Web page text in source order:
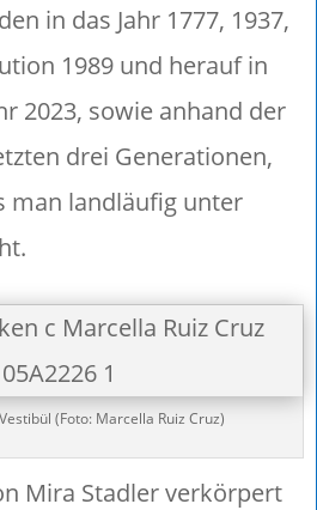
in das Jahr 1777, 1937,
1989 und herauf in
2023, sowie anhand der
drei Generationen,
man landläufig unter
(Foto: Marcella Ruiz Cruz)
Mira Stadler verkörpert